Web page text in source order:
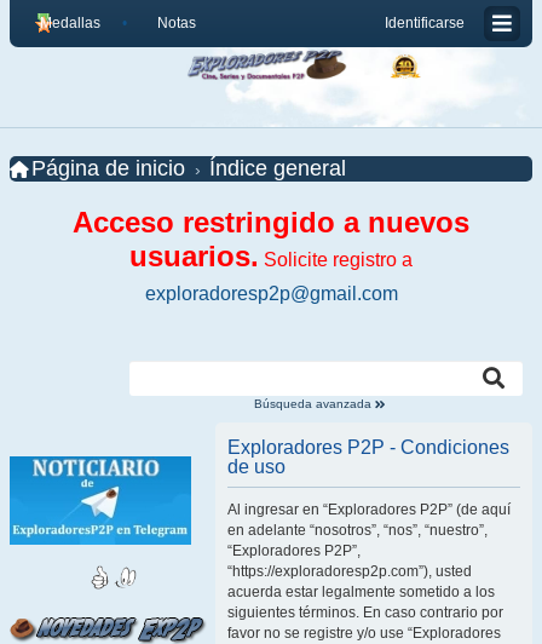
Identificarse
Medallas Notas
Página de inicio Índice general
Acceso restringido a nuevos
usuarios. Solicite registro a
exploradoresp2p@gmail.com
Búsqueda avanzada
Exploradores P2P - Condiciones
de uso
Al ingresar en “Exploradores P2P” (de aquí
en adelante “nosotros”, “nos”, “nuestro”,
“Exploradores P2P”,
“https://exploradoresp2p.com”), usted
acuerda estar legalmente sometido a los
siguientes términos. En caso contrario por
favor no se registre y/o use “Exploradores